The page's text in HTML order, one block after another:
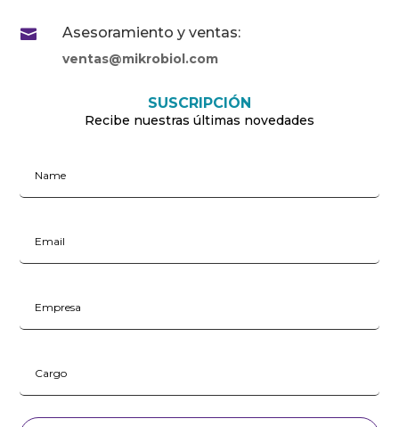
 Asesoramiento y ventas:
ventas@mikrobiol.com
SUSCRIPCIÓN
Recibe nuestras últimas novedades